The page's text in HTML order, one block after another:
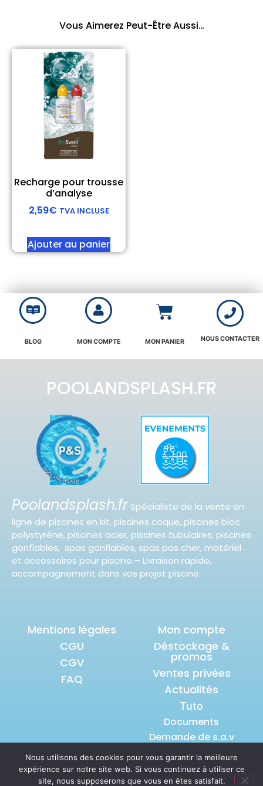
Vous Aimerez Peut-Être Aussi…
Recharge pour trousse
d’analyse
2,59€ TVA INCLUSE
Ajouter au panier
BLOG MON COMPTE MON PANIER NOUS CONTACTER
POOLANDSPLASH.FR
Poolandsplash.fr Spécialiste de la vente en
ligne de piscines en kit, piscines coque, piscines bloc
polystyrène, piscines acier, piscines tubulaires, piscines
gonflables, spas gonflables, spas pas cher, matériel
et accessoires pour piscine – Livraison rapide,
accompagnement dans vos projet piscine.
Mentions légales
CGU
CGV
FAQ
Mon compte
Déstockage &
promos
Ventes privées
Actualités
Tuto
Documents
Demande de s.a.v
© 2026 tous droits réservés S.A.S
Nous utilisons des cookies pour vous garantir la meilleure
expérience sur notre site web. Si vous continuez à utiliser ce
site, nous supposerons que vous en êtes satisfait.